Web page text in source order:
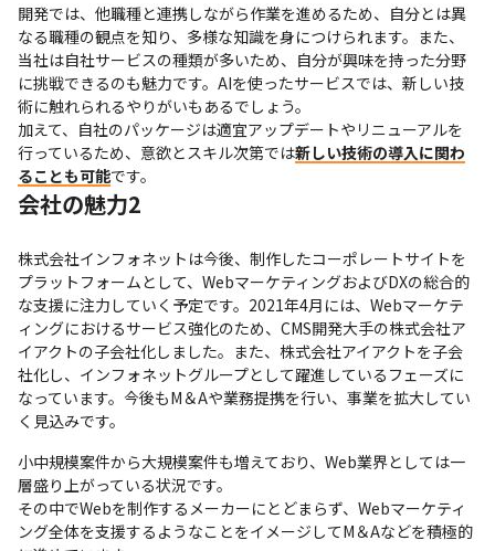
開発では、他職種と連携しながら作業を進めるため、自分とは異
なる職種の観点を知り、多様な知識を身につけられます。また、
当社は自社サービスの種類が多いため、自分が興味を持った分野
に挑戦できるのも魅力です。AIを使ったサービスでは、新しい技
術に触れられるやりがいもあるでしょう。
加えて、自社のパッケージは適宜アップデートやリニューアルを
行っているため、意欲とスキル次第では新しい技術の導入に関わ
ることも可能です。
会社の魅力2
株式会社インフォネットは今後、制作したコーポレートサイトを
プラットフォームとして、WebマーケティングおよびDXの総合的
な支援に注力していく予定です。2021年4月には、Webマーケテ
ィングにおけるサービス強化のため、CMS開発大手の株式会社ア
イアクトの子会社化しました。また、株式会社アイアクトを子会
社化し、インフォネットグループとして躍進しているフェーズに
なっています。今後もM＆Aや業務提携を行い、事業を拡大してい
く見込みです。
小中規模案件から大規模案件も増えており、Web業界としては一
層盛り上がっている状況です。
その中でWebを制作するメーカーにとどまらず、Webマーケティ
ング全体を支援するようなことをイメージしてM＆Aなどを積極的